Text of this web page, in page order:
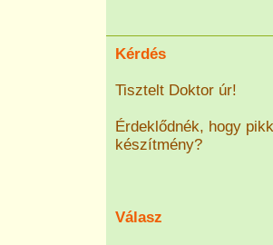
Kérdés
Tisztelt Doktor úr!
Érdeklődnék, hogy
készítmény?
Válasz